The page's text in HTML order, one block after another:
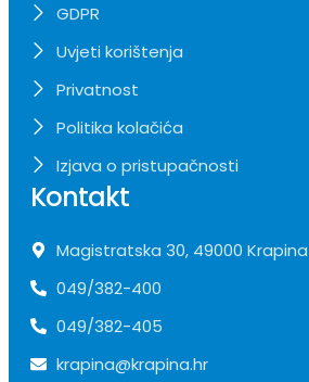
GDPR
Uvjeti korištenja
Privatnost
Politika kolačića
Izjava o pristupačnosti
Kontakt
Magistratska 30, 49000 Krapina
049/382-400
049/382-405
krapina@krapina.hr